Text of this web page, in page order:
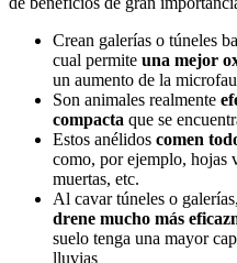
Crean galerías o túneles
cual permite una mejor
un aumento de la
Son animales realmente
compacta que se
Estos anélidos comen
como, por ejemplo, hojas
muertas, etc.
Al cavar túneles o
drene mucho más
suelo tenga una mayor
lluvias